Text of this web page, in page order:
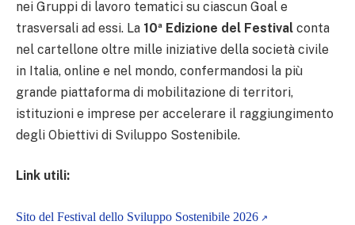
nei Gruppi di lavoro tematici su ciascun Goal e
trasversali ad essi. La 10ª Edizione del Festival conta
nel cartellone oltre mille iniziative della società civile
in Italia, online e nel mondo, confermandosi la più
grande piattaforma di mobilitazione di territori,
istituzioni e imprese per accelerare il raggiungimento
degli Obiettivi di Sviluppo Sostenibile.
Link utili:
Sito del Festival dello Sviluppo Sostenibile 2026